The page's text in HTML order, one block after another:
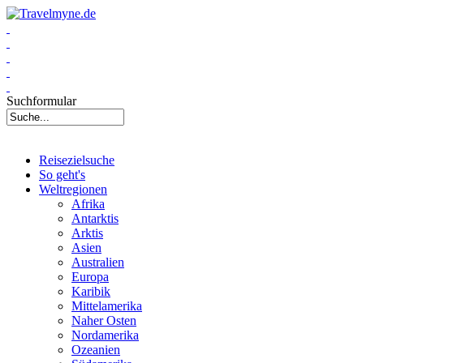
Suchformular
Reisezielsuche
So geht's
Weltregionen
Afrika
Antarktis
Arktis
Asien
Australien
Europa
Karibik
Mittelamerika
Naher Osten
Nordamerika
Ozeanien